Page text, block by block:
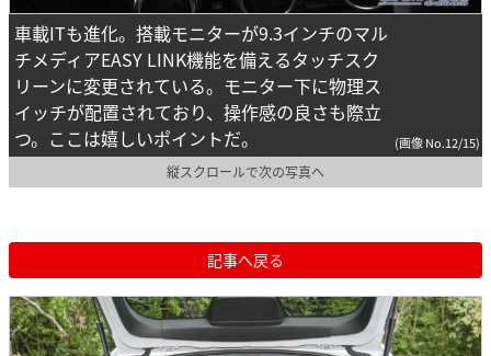
車載ITも進化。搭載モニターが9.3インチのマル
チメディアEASY LINK機能を備えるタッチスク
リーンに変更されている。モニター下に物理ス
イッチが配置されており、操作感の良さも際立
つ。ここは嬉しいポイントだ。
(画像 No.12/15)
縦スクロールで次の写真へ
記事へ戻る